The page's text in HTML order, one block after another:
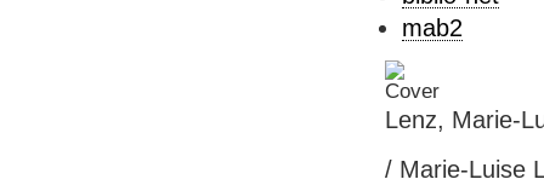
mab2
Lenz, Marie-
/ Marie-Luise